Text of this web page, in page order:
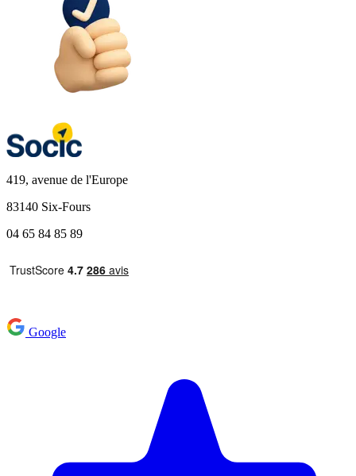
419, avenue de l'Europe
83140 Six-Fours
04 65 84 85 89
Google